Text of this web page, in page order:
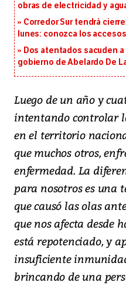
obras de electricidad y
Corredor Sur tendrá
lunes: conozca los
Dos atentados sacuden
gobierno de Abelardo De
Luego de un año y
intentando controlar
en el territorio
que muchos otros,
enfermedad. La
para nosotros es una
que causó las olas
que nos afecta desde
está repotenciado, y
insuficiente
brincando de una